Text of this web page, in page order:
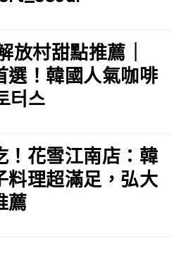
放村甜點推薦｜
選！韓國人氣咖啡
터스
！花雪江南店：韓
料理超滿足，弘大
薦